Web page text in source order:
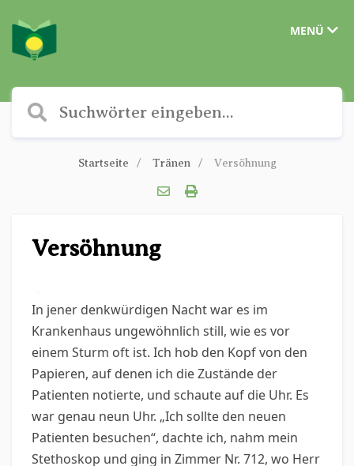
MENÜ
Startseite Tränen Versöhnung
Versöhnung
In jener denkwürdigen Nacht war es im
Krankenhaus ungewöhnlich still, wie es vor
einem Sturm oft ist. Ich hob den Kopf von den
Papieren, auf denen ich die Zustände der
Patienten notierte, und schaute auf die Uhr. Es
war genau neun Uhr. „Ich sollte den neuen
Patienten besuchen“, dachte ich, nahm mein
Stethoskop und ging in Zimmer Nr. 712, wo Herr